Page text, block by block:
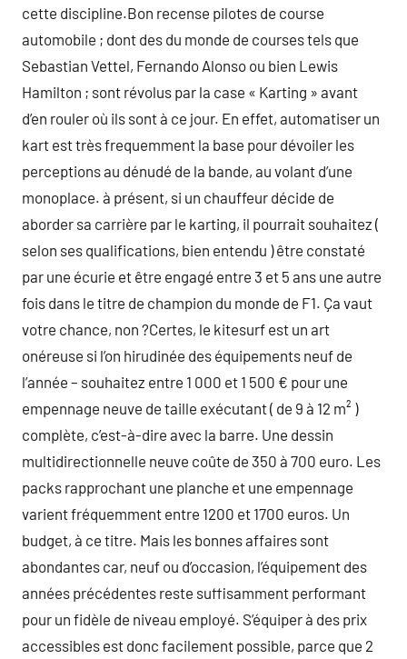
cette discipline.Bon recense pilotes de course
automobile ; dont des du monde de courses tels que
Sebastian Vettel, Fernando Alonso ou bien Lewis
Hamilton ; sont révolus par la case « Karting » avant
d’en rouler où ils sont à ce jour. En effet, automatiser un
kart est très frequemment la base pour dévoiler les
perceptions au dénudé de la bande, au volant d’une
monoplace. à présent, si un chauffeur décide de
aborder sa carrière par le karting, il pourrait souhaitez (
selon ses qualifications, bien entendu ) être constaté
par une écurie et être engagé entre 3 et 5 ans une autre
fois dans le titre de champion du monde de F1. Ça vaut
votre chance, non ?Certes, le kitesurf est un art
onéreuse si l’on hirudinée des équipements neuf de
l’année – souhaitez entre 1 000 et 1 500 € pour une
empennage neuve de taille exécutant ( de 9 à 12 m² )
complète, c’est-à-dire avec la barre. Une dessin
multidirectionnelle neuve coûte de 350 à 700 euro. Les
packs rapprochant une planche et une empennage
varient fréquemment entre 1200 et 1700 euros. Un
budget, à ce titre. Mais les bonnes affaires sont
abondantes car, neuf ou d’occasion, l’équipement des
années précédentes reste suffisamment performant
pour un fidèle de niveau employé. S’équiper à des prix
accessibles est donc facilement possible, parce que 2